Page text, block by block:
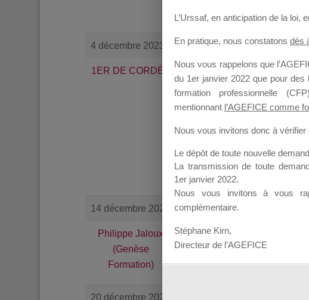
4 décembre 2023 à 13 h 18 min
1ER DE CORDÉE
Bonjour,
Nous n’avons aucune info à ce jour.
M Compe , gérant de 1er de Cordée
14 décembre 2023 à 19 h 14 min
Philippe Jaloux
(Genèse
Formation)
En effet, on peut se poser la
20 décembre 2023 à 10 h 15 min
L’Urssaf, en anticipation de la loi,
En pratique, nous constatons dès
Nous vous rappelons que
du 1er janvier 2022 que pour des
formation professionnelle
mentionnant l’AGEFICE comme
Nous vous invitons donc à
Le dépôt de toute nouvelle
La transmission de toute
1er janvier 2022.
Nous vous invitons à vous
complémentaire.
Stéphane Kirn,
Directeur de l’AGEFICE